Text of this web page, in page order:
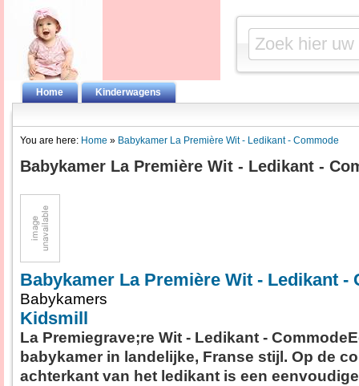
Home Kinderwagens
You are here: Home » Babykamer La Première Wit - Ledikant - Commode
Babykamer La Première Wit - Ledikant -
Babykamer La Première Wit - Ledikant -
Babykamers
Kidsmill
La Premiegrave;re Wit - Ledikant -
babykamer in landelijke, Franse stijl. Op de
achterkant van het ledikant is een